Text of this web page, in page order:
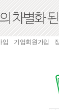
입 기업회원가입